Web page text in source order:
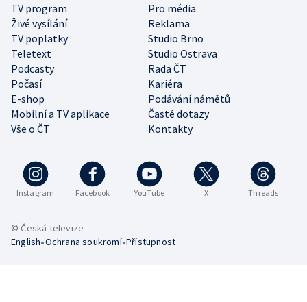
TV program
Pro média
Živé vysílání
Reklama
TV poplatky
Studio Brno
Teletext
Studio Ostrava
Podcasty
Rada ČT
Počasí
Kariéra
E-shop
Podávání námětů
Mobilní a TV aplikace
Časté dotazy
Vše o ČT
Kontakty
Instagram Facebook YouTube X Threads
© Česká televize
English•Ochrana soukromí•Přístupnost